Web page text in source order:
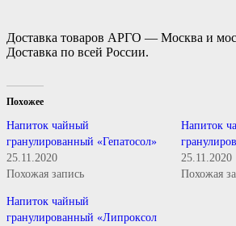
Доставка товаров АРГО — Москва и
Доставка по всей России.
Похожее
Напиток чайный
гранулированный «Гепатосол»
25.11.2020
Похожая запись
Напиток
25.11.2020
Похожая
Напиток чайный
гранулированный «Липроксол